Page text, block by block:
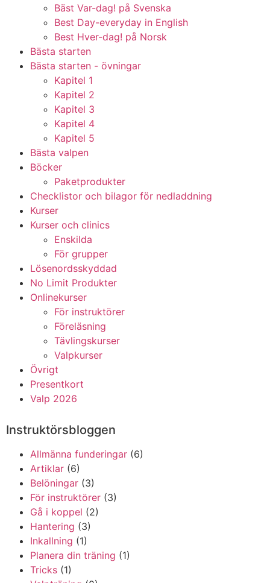
Bäst Var-dag! på Svenska
Best Day-everyday in English
Best Hver-dag! på Norsk
Bästa starten
Bästa starten - övningar
Kapitel 1
Kapitel 2
Kapitel 3
Kapitel 4
Kapitel 5
Bästa valpen
Böcker
Paketprodukter
Checklistor och bilagor för nedladdning
Kurser
Kurser och clinics
Enskilda
För grupper
Lösenordsskyddad
No Limit Produkter
Onlinekurser
För instruktörer
Föreläsning
Tävlingskurser
Valpkurser
Övrigt
Presentkort
Valp 2026
Instruktörsbloggen
Allmänna funderingar (6)
Artiklar (6)
Belöningar (3)
För instruktörer (3)
Gå i koppel (2)
Hantering (3)
Inkallning (1)
Planera din träning (1)
Tricks (1)